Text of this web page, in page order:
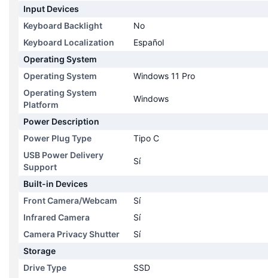
Input Devices
Keyboard Backlight
No
Keyboard Localization
Español
Operating System
Operating System
Windows 11 Pro
Operating System
Platform
Windows
Power Description
Power Plug Type
Tipo C
USB Power Delivery
Support
Sí
Built-in Devices
Front Camera/Webcam
Sí
Infrared Camera
Sí
Camera Privacy Shutter
Sí
Storage
Drive Type
SSD